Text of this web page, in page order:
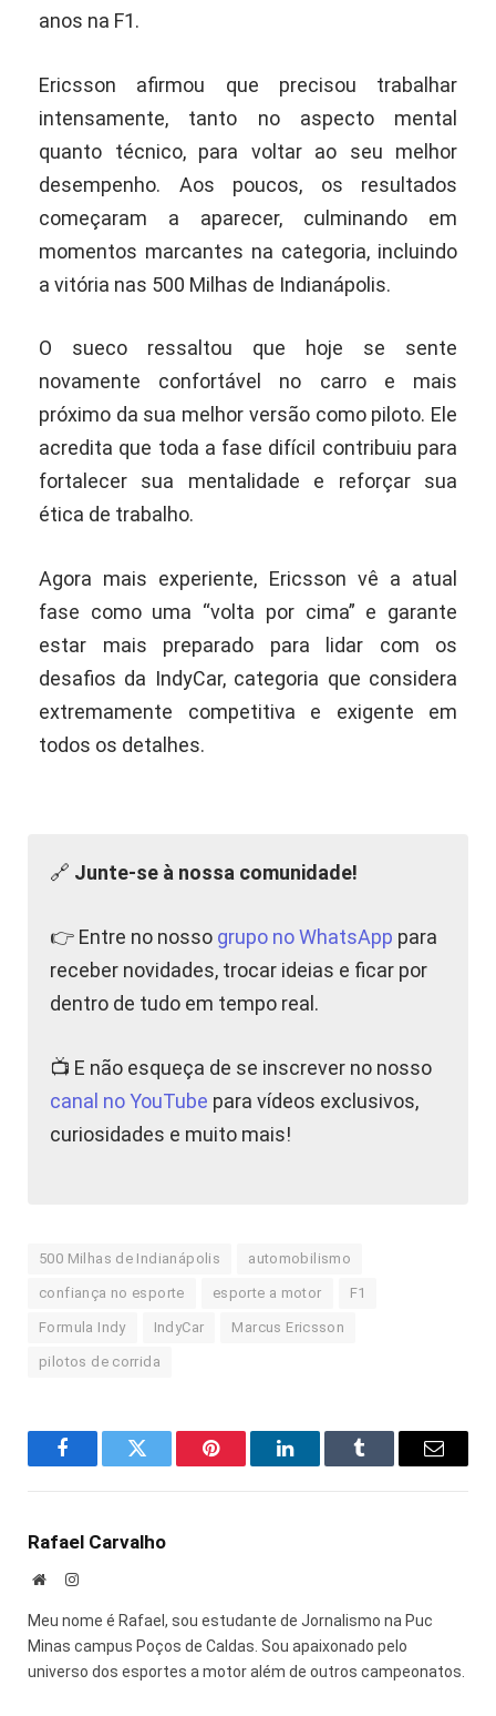
anos na F1.
Ericsson afirmou que precisou trabalhar
intensamente, tanto no aspecto mental
quanto técnico, para voltar ao seu melhor
desempenho. Aos poucos, os resultados
começaram a aparecer, culminando em
momentos marcantes na categoria, incluindo
a vitória nas 500 Milhas de Indianápolis.
O sueco ressaltou que hoje se sente
novamente confortável no carro e mais
próximo da sua melhor versão como piloto. Ele
acredita que toda a fase difícil contribuiu para
fortalecer sua mentalidade e reforçar sua
ética de trabalho.
Agora mais experiente, Ericsson vê a atual
fase como uma “volta por cima” e garante
estar mais preparado para lidar com os
desafios da IndyCar, categoria que considera
extremamente competitiva e exigente em
todos os detalhes.
🔗 Junte-se à nossa comunidade!
👉 Entre no nosso grupo no WhatsApp para
receber novidades, trocar ideias e ficar por
dentro de tudo em tempo real.
📺 E não esqueça de se inscrever no nosso
canal no YouTube para vídeos exclusivos,
curiosidades e muito mais!
500 Milhas de Indianápolis automobilismo
confiança no esporte esporte a motor F1
Formula Indy IndyCar Marcus Ericsson
pilotos de corrida
FacebookTwitter Pinterest LinkedInTumblr
E-
Rafael Carvalho
Site Instagram
Meu nome é Rafael, sou estudante de Jornalismo na Puc
Minas campus Poços de Caldas. Sou apaixonado pelo
universo dos esportes a motor além de outros campeonatos.